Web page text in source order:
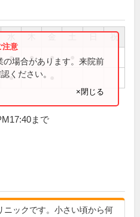
祝
● ● ●
●
場合があります。来院前
ください。
×閉じる
まで
ニックです。小さい頃から何